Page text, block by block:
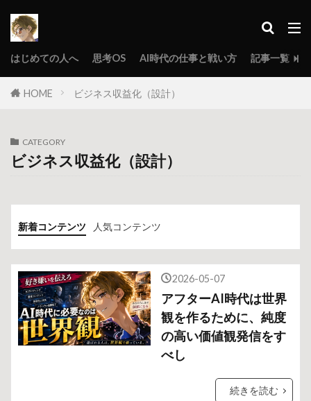
はじめての人へ 思考OS AI時代の仕事と戦い方 記事一覧
HOME ビジネス収益化（設計）
CATEGORY
ビジネス収益化（設計）
新着コンテンツ 人気コンテンツ
2026-05-07
アフターAI時代は世界
観を作るために、純度
の高い価値観発信をす
べし
続きを読む